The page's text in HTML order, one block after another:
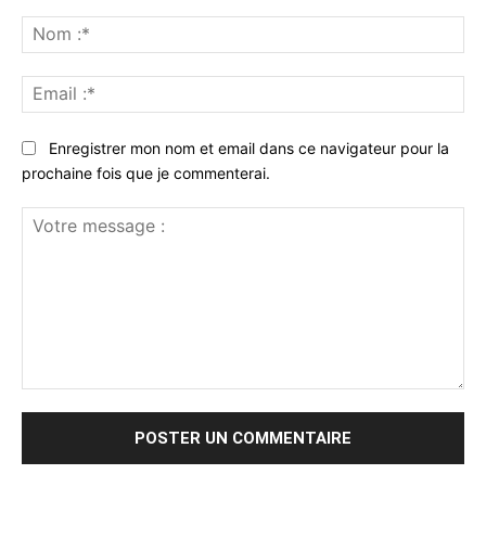
:*
:*
Enregistrer mon nom et email dans ce navigateur pour la
prochaine fois que je commenterai.